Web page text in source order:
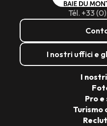
Tél. +33
I nostri uffici e
I
Pro
Turismo